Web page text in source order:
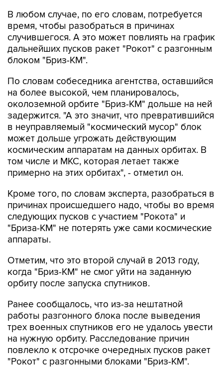
В любом случае, по его словам, потребуется
время, чтобы разобраться в причинах
случившегося. А это может повлиять на график
дальнейших пусков ракет "Рокот" с разгонным
блоком "Бриз-КМ".
По словам собеседника агентства, оставшийся
на более высокой, чем планировалось,
околоземной орбите "Бриз-КМ" дольше на ней
задержится. "А это значит, что превратившийся
в неуправляемый "космический мусор" блок
может дольше угрожать действующим
космическим аппаратам на данных орбитах. В
том числе и МКС, которая летает также
примерно на этих орбитах", - отметил он.
Кроме того, по словам эксперта, разобраться в
причинах происшедшего надо, чтобы во время
следующих пусков с участием "Рокота" и
"Бриза-КМ" не потерять уже сами космические
аппараты.
Отметим, что это второй случай в 2013 году,
когда "Бриз-КМ" не смог уйти на заданную
орбиту после запуска спутников.
Ранее сообщалось, что из-за нештатной
работы разгонного блока после выведения
трех военных спутников его не удалось увести
на нужную орбиту. Расследование причин
повлекло к отсрочке очередных пусков ракет
"Рокот" с разгонными блоками "Бриз-КМ".